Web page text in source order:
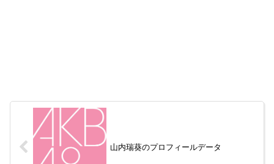
山内瑞葵のプロフィールデータ